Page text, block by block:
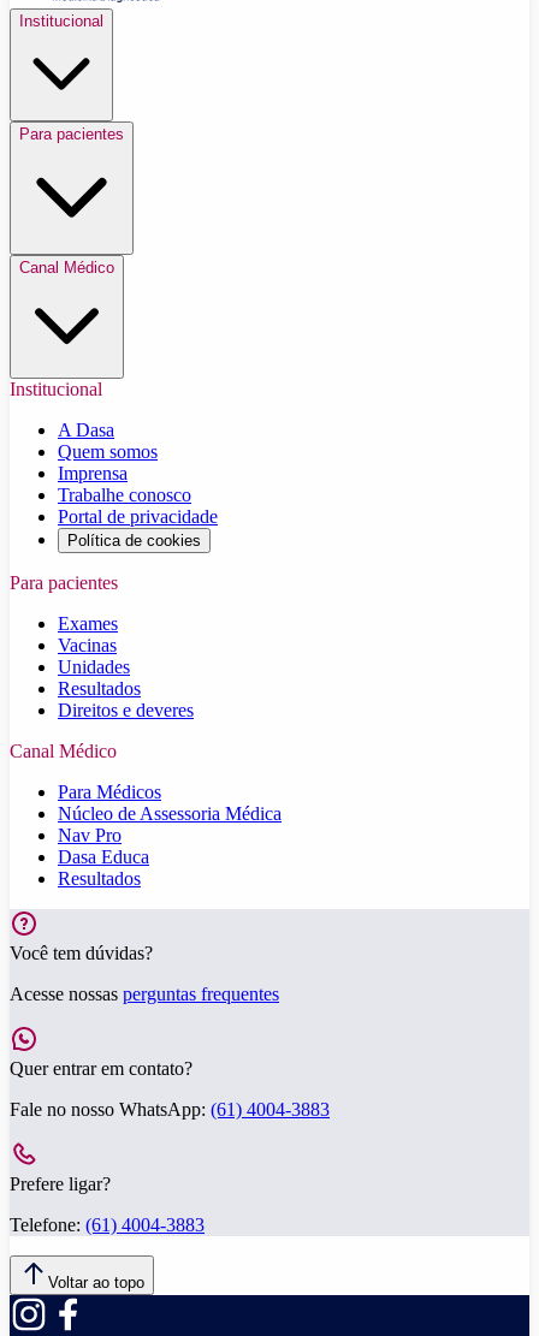
Institucional
Para pacientes
Canal Médico
Institucional
A Dasa
Quem somos
Imprensa
Trabalhe conosco
Portal de privacidade
Política de cookies
Para pacientes
Exames
Vacinas
Unidades
Resultados
Direitos e deveres
Canal Médico
Para Médicos
Núcleo de Assessoria Médica
Nav Pro
Dasa Educa
Resultados
Você tem dúvidas?
Acesse nossas perguntas frequentes
Quer entrar em contato?
Fale no nosso WhatsApp: (61) 4004-3883
Prefere ligar?
Telefone: (61) 4004-3883
Voltar ao topo